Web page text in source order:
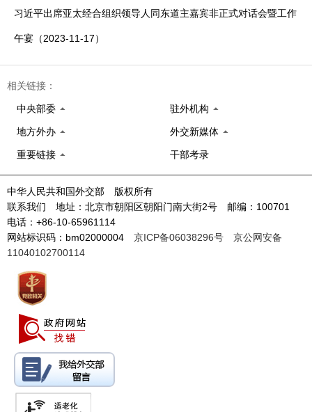
习近平出席亚太经合组织领导人同东道主嘉宾非正式对话会暨工作
午宴（2023-11-17）
相关链接：
中央部委 驻外机构
地方外办 外交新媒体
重要链接 干部考录
中华人民共和国外交部 版权所有
联系我们 地址：北京市朝阳区朝阳门南大街2号 邮编：100701
电话：+86-10-65961114
网站标识码：bm02000004 京ICP备06038296号
京公网安备
11040102700114